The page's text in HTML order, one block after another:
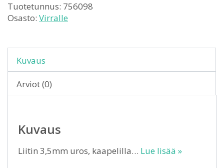
Tuotetunnus: 756098
Osasto: Virralle
Kuvaus
Arviot (0)
Kuvaus
Liitin 3,5mm uros, kaapelilla… Lue lisää »